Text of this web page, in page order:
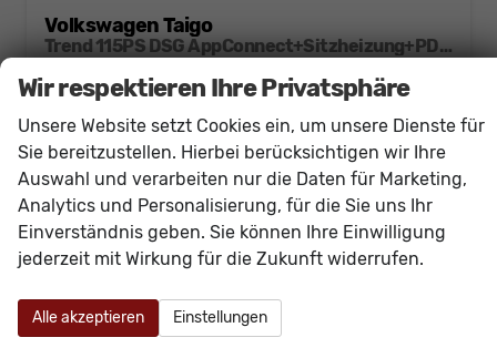
Volkswagen Taigo
Trend 115PS DSG AppConnect+Sitzheizung+PDC+Alu16+LED+DAB+FrontAssist
[6U6U] Ascotgrau
23.840,– €
incl. 19% MwSt.
Details
Verbrauch kombiniert:5,70 l/100km
CO -Emissionen:130,00 g/km
Wir respektieren Ihre Privatsphäre
Unsere Website setzt Cookies ein, um unsere Dienste für
Sie bereitzustellen. Hierbei berücksichtigen wir Ihre
Auswahl und verarbeiten nur die Daten für Marketing,
Analytics und Personalisierung, für die Sie uns Ihr
Einverständnis geben. Sie können Ihre Einwilligung
jederzeit mit Wirkung für die Zukunft widerrufen.
Alle akzeptieren Einstellungen